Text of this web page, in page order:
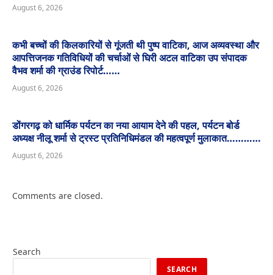
August 6, 2026
कभी बच्चों की किलकारियों से गूंजती थी पुष्प वाटिका, आज अव्यवस्था और
आपत्तिजनक गतिविधियों की चर्चाओं से घिरी अटल वाटिका उप संपादक
वैभव शर्मा की ग्राउंड रिपोर्ट……
August 6, 2026
डोंगरगढ़ को धार्मिक पर्यटन का नया आयाम देने की पहल, पर्यटन बोर्ड
अध्यक्ष नीलू शर्मा से ट्रस्ट प्रतिनिधिमंडल की महत्वपूर्ण मुलाकात…………
August 6, 2026
Comments are closed.
Search
SEARCH